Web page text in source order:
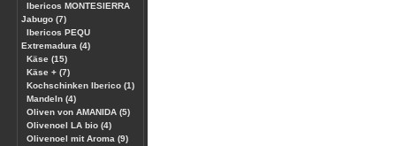
Ibericos MONTESIERRA
Jabugo (7)
Ibericos PEQU
Extremadura (4)
Käse (15)
Käse + (7)
Kochschinken Iberico (1)
Mandeln (4)
Oliven von AMANIDA (5)
Olivenoel LA bio (4)
Olivenoel mit Aroma (9)